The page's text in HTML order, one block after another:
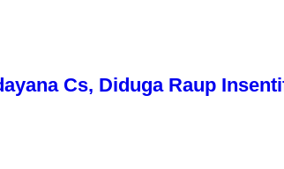
Cs, Diduga Raup